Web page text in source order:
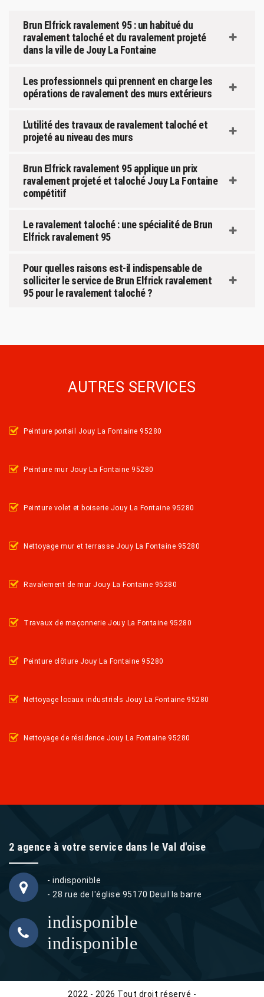
Brun Elfrick ravalement 95 : un habitué du
ravalement taloché et du ravalement projeté
dans la ville de Jouy La Fontaine
Les professionnels qui prennent en charge les
opérations de ravalement des murs extérieurs
L'utilité des travaux de ravalement taloché et
projeté au niveau des murs
Brun Elfrick ravalement 95 applique un prix
ravalement projeté et taloché Jouy La Fontaine
compétitif
Le ravalement taloché : une spécialité de Brun
Elfrick ravalement 95
Pour quelles raisons est-il indispensable de
solliciter le service de Brun Elfrick ravalement
95 pour le ravalement taloché ?
AUTRES SERVICES
Peinture portail Jouy La Fontaine 95280
Peinture mur Jouy La Fontaine 95280
Peinture volet et boiserie Jouy La Fontaine 95280
Nettoyage mur et terrasse Jouy La Fontaine 95280
Ravalement de mur Jouy La Fontaine 95280
Travaux de maçonnerie Jouy La Fontaine 95280
Peinture clôture Jouy La Fontaine 95280
Nettoyage locaux industriels Jouy La Fontaine 95280
Nettoyage de résidence Jouy La Fontaine 95280
2 agence à votre service dans le Val d'oise
- indisponible
- 28 rue de l'église 95170 Deuil la barre
indisponible
indisponible
2022 - 2026 Tout droit réservé -